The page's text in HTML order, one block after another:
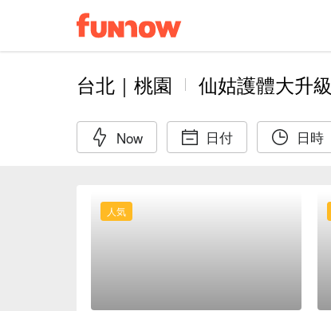
台北｜桃園 仙姑護體大升級
Now 日付 日時
人気